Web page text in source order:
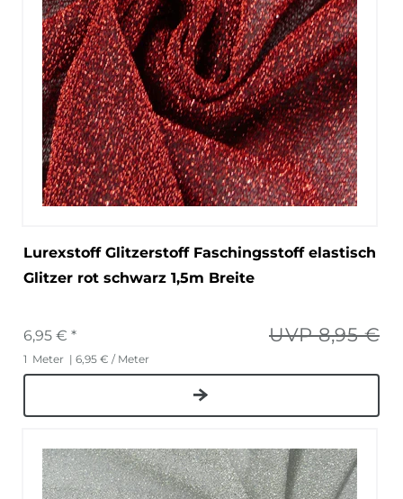
Lurexstoff Glitzerstoff Faschingsstoff elastisch
Glitzer rot schwarz 1,5m Breite
UVP 8,95 €
6,95 € *
1 Meter | 6,95 € / Meter